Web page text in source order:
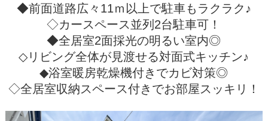
◆前面道路広々11ｍ以上で駐車もラクラク♪
◇カースペース並列2台駐車可！
◆全居室2面採光の明るい室内◎
◇リビング全体が見渡せる対面式キッチン♪
◆浴室暖房乾燥機付きでカビ対策◎
◇全居室収納スペース付きでお部屋スッキリ！